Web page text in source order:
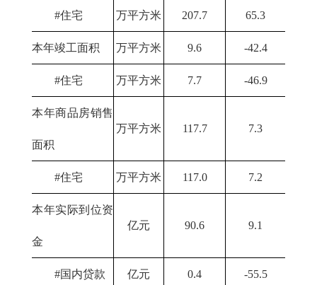
#住宅 万平方米 207.7 65.3
本年竣工面积 万平方米 9.6 -42.4
#住宅 万平方米 7.7 -46.9
本年商品房销售
面积
万平方米 117.7 7.3
#住宅 万平方米 117.0 7.2
本年实际到位资
金
亿元 90.6 9.1
#国内贷款 亿元 0.4 -55.5